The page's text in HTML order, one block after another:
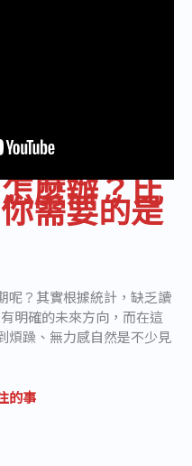
麼辦？比
需要的是
呢？其實根據統計，缺乏讀
明確的未來方向，而在這
煩躁、無力感自然是不少見
的事